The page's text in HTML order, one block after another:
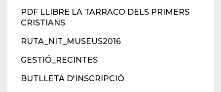
PDF LLIBRE LA TARRACO DELS PRIMERS
CRISTIANS
RUTA_NIT_MUSEUS2016
GESTIÓ_RECINTES
BUTLLETA D'INSCRIPCIÓ